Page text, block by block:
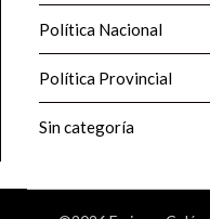
Política Nacional
Política Provincial
Sin categoría